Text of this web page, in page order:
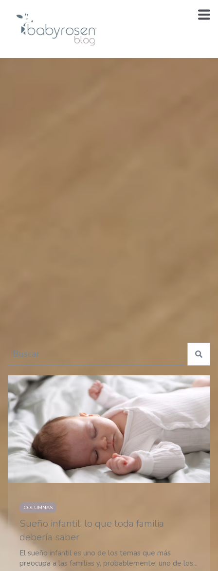
Sueño infantil: lo que toda familia
debería saber
COLUMNAS
El sueño infantil es uno de los temas que más
preocupa a las familias y, probablemente, uno de los...